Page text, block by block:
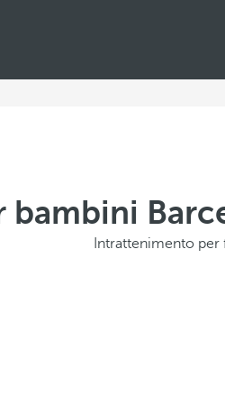
Intrattenimento per